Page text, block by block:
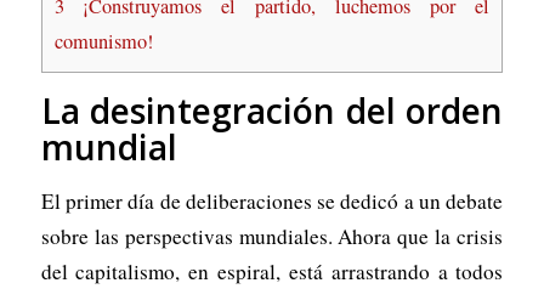
3 ¡Construyamos el partido, luchemos por el
comunismo!
La desintegración del orden
mundial
El primer día de deliberaciones se dedicó a un debate
sobre las perspectivas mundiales. Ahora que la crisis
del capitalismo, en espiral, está arrastrando a todos